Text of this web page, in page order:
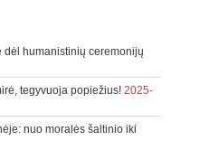
dėl humanistinių ceremonijų
tegyvuoja popiežius! 2025-
nuo moralės šaltinio iki